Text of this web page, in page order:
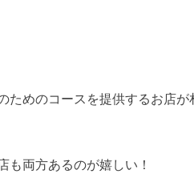
めのコースを提供するお店が
も両方あるのが嬉しい！